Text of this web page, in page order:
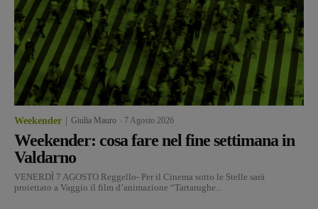
Weekender Giulia Mauro 7 Agosto 2026
Weekender: cosa fare nel fine settimana in
Valdarno
VENERDÌ 7 AGOSTO Reggello- Per il Cinema sotto le Stelle sarà
proiettato a Vaggio il film d’animazione “Tartarughe...